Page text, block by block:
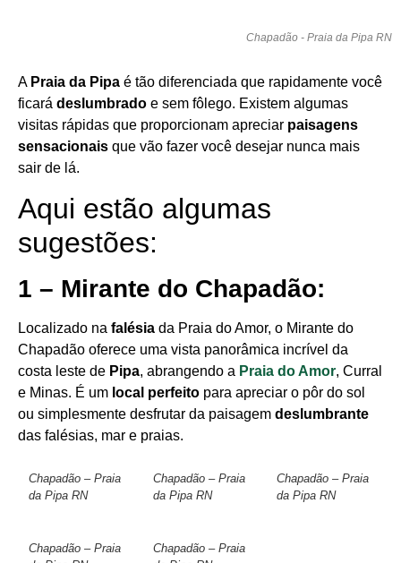
Chapadão - Praia da Pipa RN
A Praia da Pipa é tão diferenciada que rapidamente você
ficará deslumbrado e sem fôlego. Existem algumas
visitas rápidas que proporcionam apreciar paisagens
sensacionais que vão fazer você desejar nunca mais
sair de lá.
Aqui estão algumas
sugestões:
1 – Mirante do Chapadão:
Localizado na falésia da Praia do Amor, o Mirante do
Chapadão oferece uma vista panorâmica incrível da
costa leste de Pipa, abrangendo a Praia do Amor, Curral
e Minas. É um local perfeito para apreciar o pôr do sol
ou simplesmente desfrutar da paisagem deslumbrante
das falésias, mar e praias.
Chapadão – Praia
da Pipa RN
Chapadão – Praia
da Pipa RN
Chapadão – Praia
da Pipa RN
Chapadão – Praia
Chapadão – Praia